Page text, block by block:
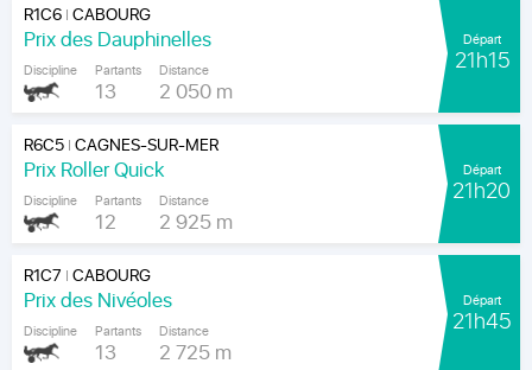
R1C6|CABOURG
Prix des Dauphinelles
Discipline Partants
13
Distance
2 050 m
Départ
21h15
R6C5|CAGNES-SUR-MER
Prix Roller Quick
Discipline Partants
12
Distance
2 925 m
Départ
21h20
R1C7 |CABOURG
Prix des Nivéoles
Discipline Partants
13
Distance
2 725 m
Départ
21h45